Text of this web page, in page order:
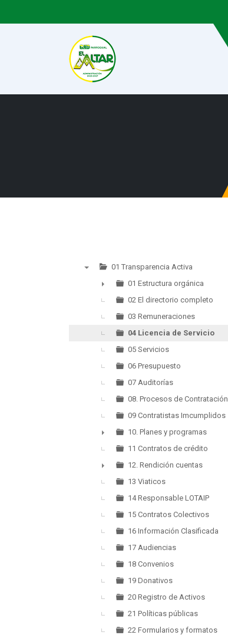
01 Transparencia Activa
►
01 Estructura orgánica
02 El directorio completo
03 Remuneraciones
04 Licencia de Servicio
05 Servicios
06 Presupuesto
07 Auditorías
08. Procesos de Contratación
09 Contratistas Imcumplidos
►
10. Planes y programas
11 Contratos de crédito
►
12. Rendición cuentas
13 Viaticos
14 Responsable LOTAIP
15 Contratos Colectivos
16 Información Clasificada
17 Audiencias
18 Convenios
19 Donativos
20 Registro de Activos
21 Políticas públicas
22 Formularios y formatos